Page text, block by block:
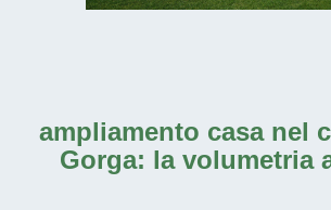
ampliamento casa nel
Gorga: la volumetria